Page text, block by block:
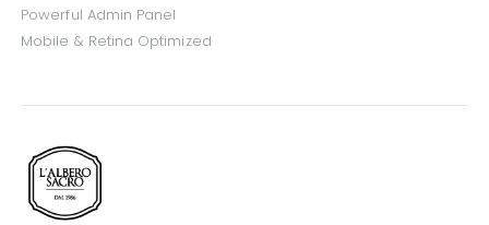
Powerful Admin Panel
Mobile & Retina Optimized